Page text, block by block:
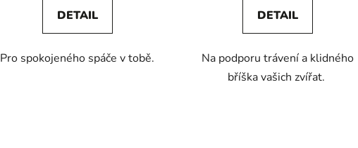
z
hvězdiček.
DETAIL
Pro spokojeného spáče v tobě.
DETAIL
Na podporu trávení a klidného
bříška vašich zvířat.